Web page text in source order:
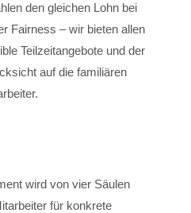
den gleichen Lohn bei
Fairness – wir bieten allen
Teilzeitangebote und der
auf die familiären
wird von vier Säulen
für konkrete